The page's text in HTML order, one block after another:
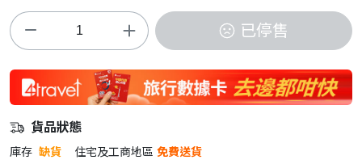
已停售
貨品狀態
庫存 缺貨 住宅及工商地區 免費送貨